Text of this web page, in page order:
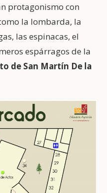
protagonismo con
la lombarda, la
las espinacas, el
espárragos de la
de San Martín De la